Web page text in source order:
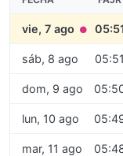
vie, 7 ago ●
sáb, 8 ago 05:51
dom, 9 ago
lun, 10 ago
mar, 11 ago